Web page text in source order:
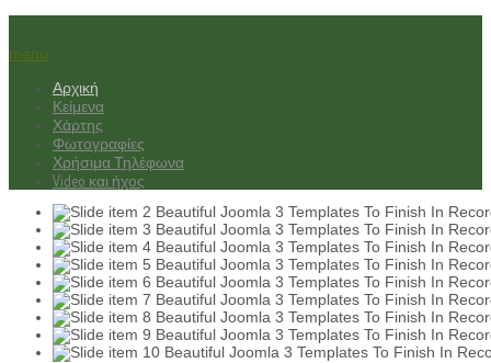
menu
Αρχική
Κείμενα
Χάρτης
Φωτογραφίες
Χρήσιμα Τηλέφωνα
Video και ήχος
Beautiful Joomla 3 Templates To Finish In
Beautiful Joomla 3 Templates To Finish In
Beautiful Joomla 3 Templates To Finish In
Beautiful Joomla 3 Templates To Finish In
Beautiful Joomla 3 Templates To Finish In
Beautiful Joomla 3 Templates To Finish In
Beautiful Joomla 3 Templates To Finish In
Beautiful Joomla 3 Templates To Finish In
Beautiful Joomla 3 Templates To Finish In